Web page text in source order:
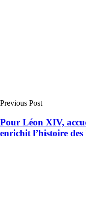
Previous Post
Pour Léon XIV,
enrichit l’histoire